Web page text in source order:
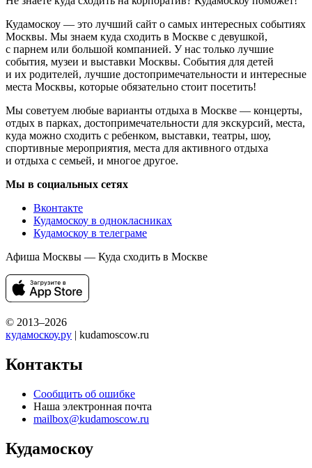
Кудамоскоу — это лучший сайт о самых интересных событиях
Москвы. Мы знаем куда сходить в Москве с девушкой,
с парнем или большой компанией. У нас только лучшие
события, музеи и выставки Москвы. События для детей
и их родителей, лучшие достопримечательности и интересные
места Москвы, которые обязательно стоит посетить!
Мы советуем любые варианты отдыха в Москве — концерты,
отдых в парках, достопримечательности для экскурсий, места,
куда можно сходить с ребенком, выставки, театры, шоу,
спортивные мероприятия, места для активного отдыха
и отдыха с семьей, и многое другое.
Мы в социальных сетях
Вконтакте
Кудамоскоу в однокласниках
Кудамоскоу в телеграме
Афиша Москвы — Куда сходить в Москве
© 2013–2026
кудамоскоу.ру | kudamoscow.ru
Контакты
Сообщить об ошибке
Наша электронная почта
mailbox@kudamoscow.ru
Кудамоскоу